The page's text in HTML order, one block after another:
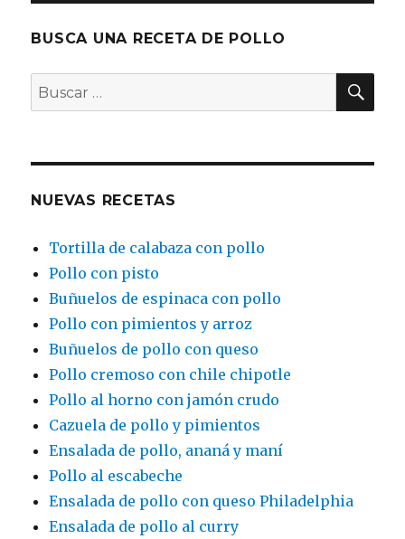
BUSCA UNA RECETA DE POLLO
Buscar
por:
NUEVAS RECETAS
Tortilla de calabaza con pollo
Pollo con pisto
Buñuelos de espinaca con pollo
Pollo con pimientos y arroz
Buñuelos de pollo con queso
Pollo cremoso con chile chipotle
Pollo al horno con jamón crudo
Cazuela de pollo y pimientos
Ensalada de pollo, ananá y maní
Pollo al escabeche
Ensalada de pollo con queso Philadelphia
Ensalada de pollo al curry